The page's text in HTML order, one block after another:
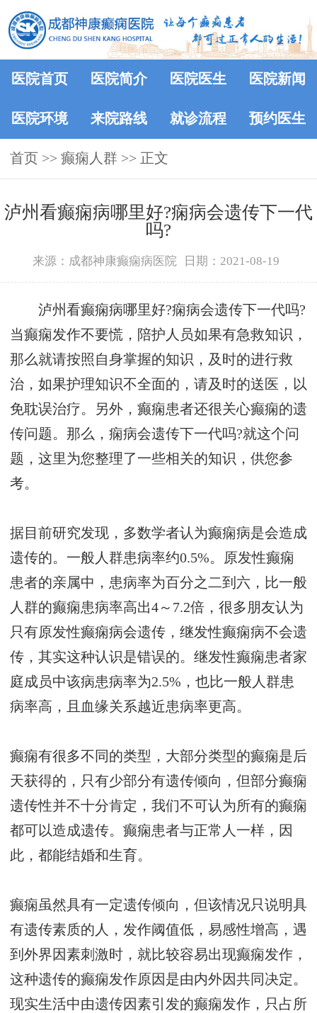
医院首页 医院简介 医院医生 医院新闻
医院环境 来院路线 就诊流程 预约医生
首页 >> 癫痫人群 >> 正文
泸州看癫痫病哪里好?痫病会遗传下一代
吗?
来源：成都神康癫痫病医院 日期：2021-08-19
泸州看癫痫病哪里好?痫病会遗传下一代吗?
当癫痫发作不要慌，陪护人员如果有急救知识，
那么就请按照自身掌握的知识，及时的进行救
治，如果护理知识不全面的，请及时的送医，以
免耽误治疗。另外，癫痫患者还很关心癫痫的遗
传问题。那么，痫病会遗传下一代吗?就这个问
题，这里为您整理了一些相关的知识，供您参
考。
据目前研究发现，多数学者认为癫痫病是会造成
遗传的。一般人群患病率约0.5%。原发性癫痫
患者的亲属中，患病率为百分之二到六，比一般
人群的癫痫患病率高出4～7.2倍，很多朋友认为
只有原发性癫痫病会遗传，继发性癫痫病不会遗
传，其实这种认识是错误的。继发性癫痫患者家
庭成员中该病患病率为2.5%，也比一般人群患
病率高，且血缘关系越近患病率更高。
癫痫有很多不同的类型，大部分类型的癫痫是后
天获得的，只有少部分有遗传倾向，但部分癫痫
遗传性并不十分肯定，我们不可认为所有的癫痫
都可以造成遗传。癫痫患者与正常人一样，因
此，都能结婚和生育。
癫痫虽然具有一定遗传倾向，但该情况只说明具
有遗传素质的人，发作阈值低，易感性增高，遇
到外界因素刺激时，就比较容易出现癫痫发作，
这种遗传的癫痫发作原因是由内外因共同决定。
现实生活中由遗传因素引发的癫痫发作，只占所